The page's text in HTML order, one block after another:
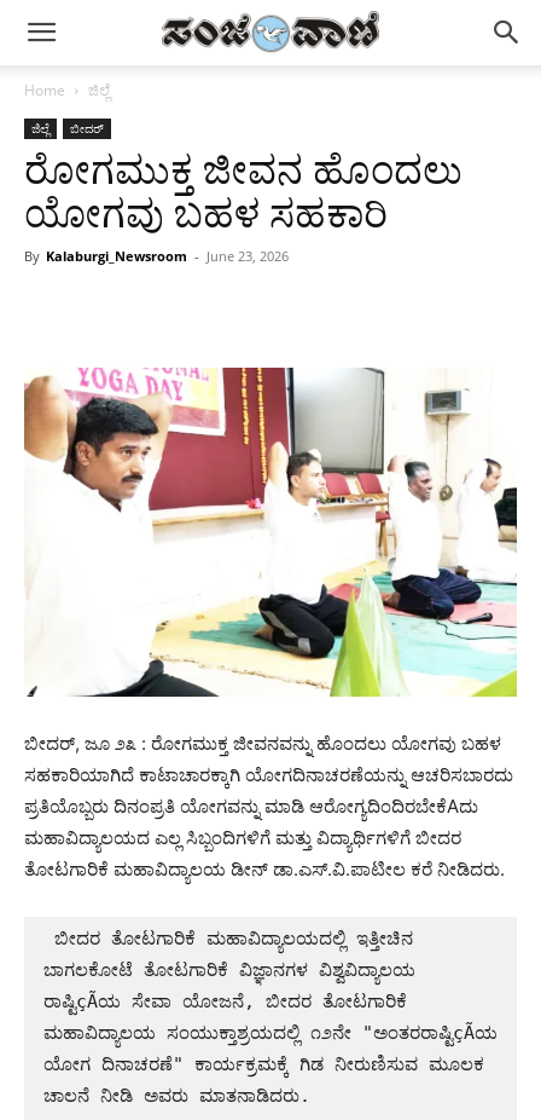
Home ಜಿಲ್ಲೆ
ಜಿಲ್ಲೆ ಬೀದರ್
ರೋಗಮುಕ್ತ ಜೀವನ ಹೊಂದಲು
ಯೋಗವು ಬಹಳ ಸಹಕಾರಿ
By Kalaburgi_Newsroom - June 23, 2026
ಬೀದರ್, ಜೂ ೨೩ : ರೋಗಮುಕ್ತ ಜೀವನವನ್ನು ಹೊಂದಲು ಯೋಗವು ಬಹಳ
ಸಹಕಾರಿಯಾಗಿದೆ ಕಾಟಾಚಾರಕ್ಕಾಗಿ ಯೋಗದಿನಾಚರಣೆಯನ್ನು ಆಚರಿಸಬಾರದು
ಪ್ರತಿಯೊಬ್ಬರು ದಿನಂಪ್ರತಿ ಯೋಗವನ್ನು ಮಾಡಿ ಆರೋಗ್ಯದಿಂದಿರಬೇಕೆAದು
ಮಹಾವಿದ್ಯಾಲಯದ ಎಲ್ಲ ಸಿಬ್ಬಂದಿಗಳಿಗೆ ಮತ್ತು ವಿದ್ಯಾರ್ಥಿಗಳಿಗೆ ಬೀದರ
ತೋಟಗಾರಿಕೆ ಮಹಾವಿದ್ಯಾಲಯ ಡೀನ್ ಡಾ.ಎಸ್.ವಿ.ಪಾಟೀಲ ಕರೆ ನೀಡಿದರು.
ಬಾಗಲಕೋಟೆ ತೋಟಗಾರಿಕೆ ವಿಜ್ಞಾನಗಳ ವಿಶ್ವವಿದ್ಯಾಲಯ
ರಾಷ್ಟಿçÃಯ ಸೇವಾ ಯೋಜನೆ, ಬೀದರ ತೋಟಗಾರಿಕೆ
ಮಹಾವಿದ್ಯಾಲಯ ಸಂಯುಕ್ತಾಶ್ರಯದಲ್ಲಿ ೧೨ನೇ "ಅಂತರರಾಷ್ಟಿçÃಯ
ಯೋಗ ದಿನಾಚರಣೆ" ಕಾರ್ಯಕ್ರಮಕ್ಕೆ ಗಿಡ ನೀರುಣಿಸುವ ಮೂಲಕ
ಚಾಲನೆ ನೀಡಿ ಅವರು ಮಾತನಾಡಿದರು.